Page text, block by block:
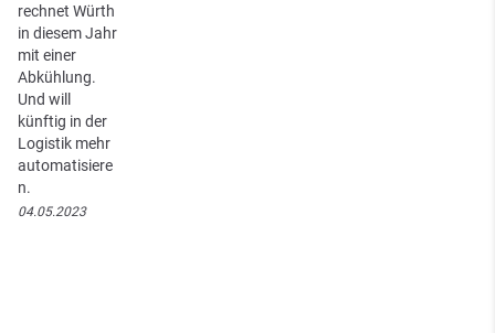
rechnet Würth
in diesem Jahr
mit einer
Abkühlung.
Und will
künftig in der
Logistik mehr
automatisiere
n.
04.05.2023